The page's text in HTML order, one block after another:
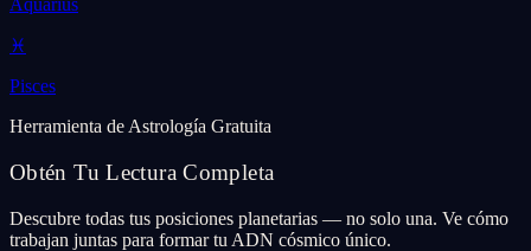
Aquarius
♓
Pisces
Herramienta de Astrología Gratuita
Obtén Tu Lectura Completa
Descubre todas tus posiciones planetarias — no solo una. Ve cómo
trabajan juntas para formar tu ADN cósmico único.